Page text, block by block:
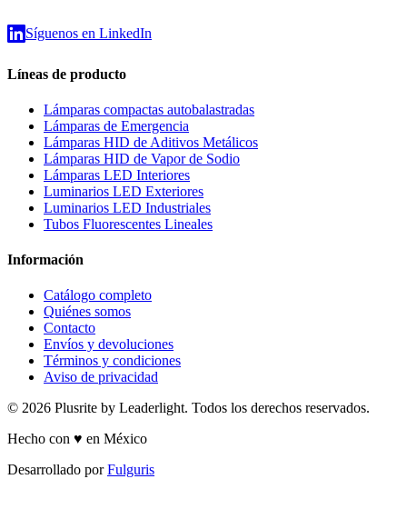
Síguenos en LinkedIn
Líneas de producto
Lámparas compactas autobalastradas
Lámparas de Emergencia
Lámparas HID de Aditivos Metálicos
Lámparas HID de Vapor de Sodio
Lámparas LED Interiores
Luminarios LED Exteriores
Luminarios LED Industriales
Tubos Fluorescentes Lineales
Información
Catálogo completo
Quiénes somos
Contacto
Envíos y devoluciones
Términos y condiciones
Aviso de privacidad
© 2026 Plusrite by Leaderlight. Todos los derechos reservados.
Hecho con ♥ en México
Desarrollado porFulguris